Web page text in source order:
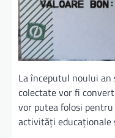
La începutul noului
colectate vor fi
vor putea folosi
activități educaționale